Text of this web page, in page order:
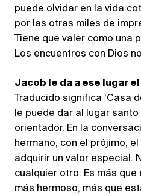
puede olvidar en la vida
por las otras miles de
Tiene que valer como una
Los encuentros con Dios
Jacob le da a ese lugar
Traducido significa ‘Casa
le puede dar al lugar santo
orientador. En la
hermano, con el prójimo,
adquirir un valor especial.
cualquier otro. Es más
más hermoso, más que